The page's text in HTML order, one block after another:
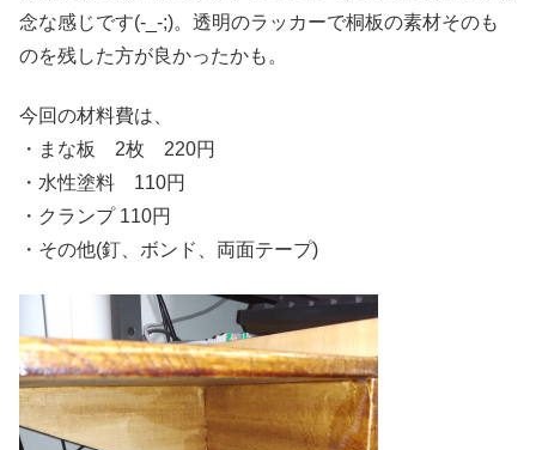
念な感じです(-_-;)。透明のラッカーで桐板の素材そのも
のを残した方が良かったかも。
今回の材料費は、
・まな板 2枚 220円
・水性塗料 110円
・クランプ 110円
・その他(釘、ボンド、両面テープ)